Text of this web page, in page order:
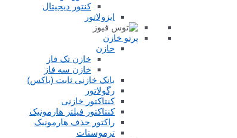
کنتور دیجیتال
ایزولاتور
پرتو خازن
خازن
خازن تک فاز
خازن سه فاز
بانک خازنی ثابت (باکس)
رگولاتور
کنتاکتور خازنی
کنتاکتور فیلتر هارمونیک
راکتور حذف هارمونیک
ترموستات